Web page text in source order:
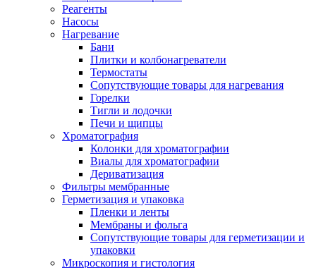
Реагенты
Насосы
Нагревание
Бани
Плитки и колбонагреватели
Термостаты
Сопутствующие товары для нагревания
Горелки
Тигли и лодочки
Печи и щипцы
Хроматография
Колонки для хроматографии
Виалы для хроматографии
Дериватизация
Фильтры мембранные
Герметизация и упаковка
Пленки и ленты
Мембраны и фольга
Сопутствующие товары для герметизации и
упаковки
Микроскопия и гистология